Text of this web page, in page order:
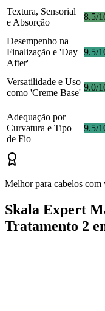
Textura, Sensorial
e Absorção
8.5/
Desempenho na
Finalização e 'Day
After'
9.5/
Versatilidade e Uso
como 'Creme Base'
9.0/
Adequação por
Curvatura e Tipo
de Fio
9.5/
Melhor para cabelos
Skala Expert
Tratamento 2